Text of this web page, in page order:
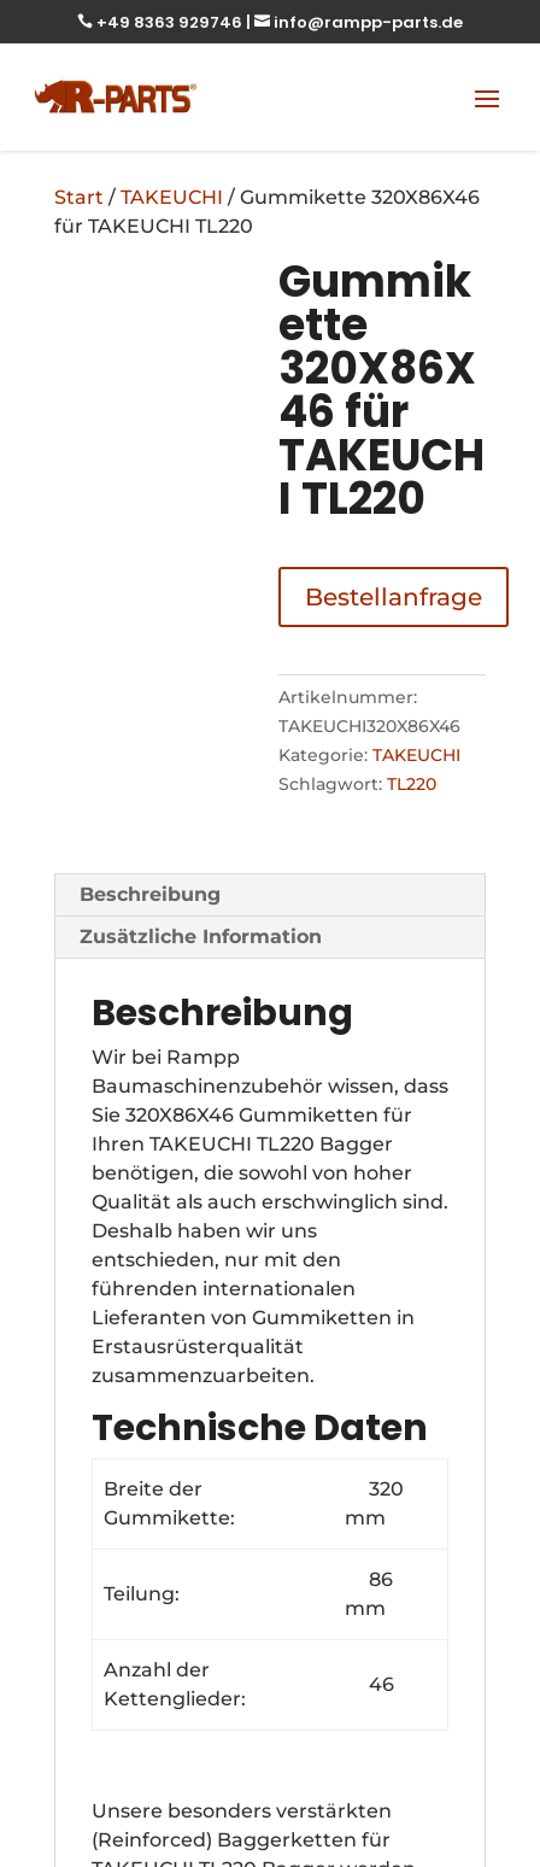
 +49 8363 929746 |  info@rampp-parts.de
Start / TAKEUCHI / Gummikette 320X86X46
für TAKEUCHI TL220
Gummik
ette
320X86X
46 für
TAKEUCH
I TL220
Bestellanfrage
Artikelnummer:
TAKEUCHI320X86X46
Kategorie:TAKEUCHI
Schlagwort:TL220
Beschreibung
Zusätzliche Information
Beschreibung
Wir bei Rampp
Baumaschinenzubehör wissen, dass
Sie 320X86X46 Gummiketten für
Ihren TAKEUCHI TL220 Bagger
benötigen, die sowohl von hoher
Qualität als auch erschwinglich sind.
Deshalb haben wir uns
entschieden, nur mit den
führenden internationalen
Lieferanten von Gummiketten in
Erstausrüsterqualität
zusammenzuarbeiten.
Technische Daten
Breite der
Gummikette:
320
mm
Teilung:
86
mm
Anzahl der
Kettenglieder:
46
Unsere besonders verstärkten
(Reinforced) Baggerketten für